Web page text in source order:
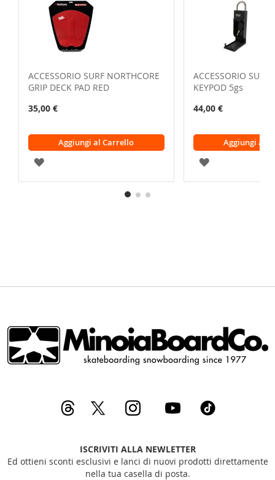
ACCESSORIO SURF NORTHCORE
GRIP DECK PAD RED
35,00 €
Aggiungi al Carrello
AGGIUNGI
ALLA
ACCESSORIO SURF
KEYPOD 5gs
44,00 €
Aggiungi al
AGGIUNGI
ALLA
ISCRIVITI ALLA NEWLETTER
Ed ottieni sconti esclusivi e lanci di nuovi prodotti direttamente
nella tua casella di posta.